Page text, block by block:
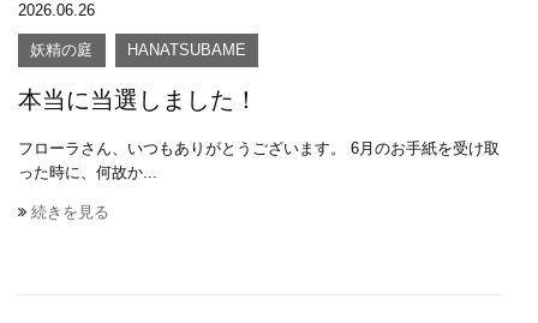
2026.06.26
妖精の庭 HANATSUBAME
本当に当選しました！
フローラさん、いつもありがとうございます。 6月のお手紙を受け取
った時に、何故か...
続きを見る